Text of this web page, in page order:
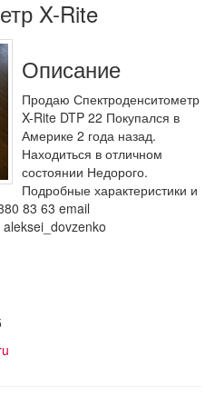
X-Rite
Описание
Продаю Спектроденситометр
X-Rite DTP 22 Покупался в
Америке 2 года назад.
Находиться в отличном
состоянии Недорого.
Подробные характеристики и
83 63 email